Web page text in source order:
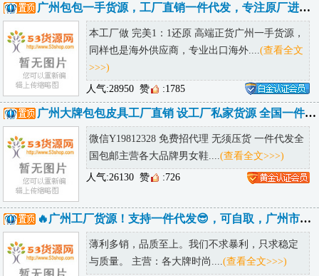
广州包包一手货源，工厂直销一件代发，专注原厂进口皮，全国包邮诚招代理
本工厂做 完美1：1还原 高端正货广州一手货源，
同样也是海外供应商，专业出口海外.... (查看全文
>>>)
人气:28950 赞 :1785
广州大牌包包皮具工厂直销 设工厂私家货源 全国一件代发诚招代理
微信Y19812328 免费招代理 无须压货 一件代发全
国包邮主营各大品牌男女鞋.... (查看全文>>>)
人气:26130 赞 :726
🔥广州工厂货源！支持一件代发😎，可自取，广州市内可送货上门
薄利多销，品质至上。我们不求暴利，只求稳定
与质量。 主营：各大牌时尚.... (查看全文>>>)